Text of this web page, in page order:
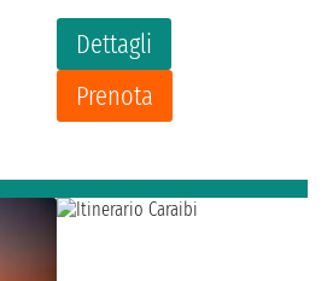
Dettagli
Prenota